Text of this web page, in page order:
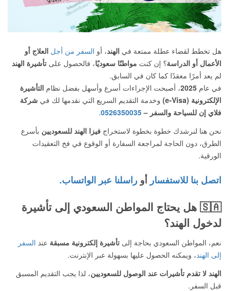
هل تخطط لقضاء عطلة ممتعة في الهند، أو السفر من أجل العلاج أو
الأعمال أو الدراسة؟ إن كنت مواطنًا سعوديًا، فالحصول على تأشيرة الهند
لم يعد أمرًا معقدًا كما كان في السابق.
في عام 2025، أصبحت الإجراءات أسرع وأسهل بفضل نظام التأشيرة
الإلكترونية (e-Visa)
وخدمة التقديم السريع التي نقدمها لك في شركة
فلاي إن للسياحة والسفر –0526350035
.
نحن هنا لنرشدك خطوة بخطوة لاستخراج فيزا الهند للسعوديين بأسرع
الطرق، دون الحاجة لمراجعة السفارة أو الوقوع في فخ التعقيدات
الورقية.
اتصل بنا للاستفسار أو راسلنا عبر الواتساب.
🇸🇦 هل يحتاج المواطن السعودي إلى تأشيرة
لدخول الهند؟
نعم، المواطن السعودي بحاجة إلى تأشيرة إلكترونية مسبقة عند السفر
إلى الهند، ويمكنه الحصول عليها بسهولة عبر الإنترنت.
الهند لا تقدم تأشيرات عند الوصول للسعوديين، لذا يجب التقديم المسبق
قبل السفر.